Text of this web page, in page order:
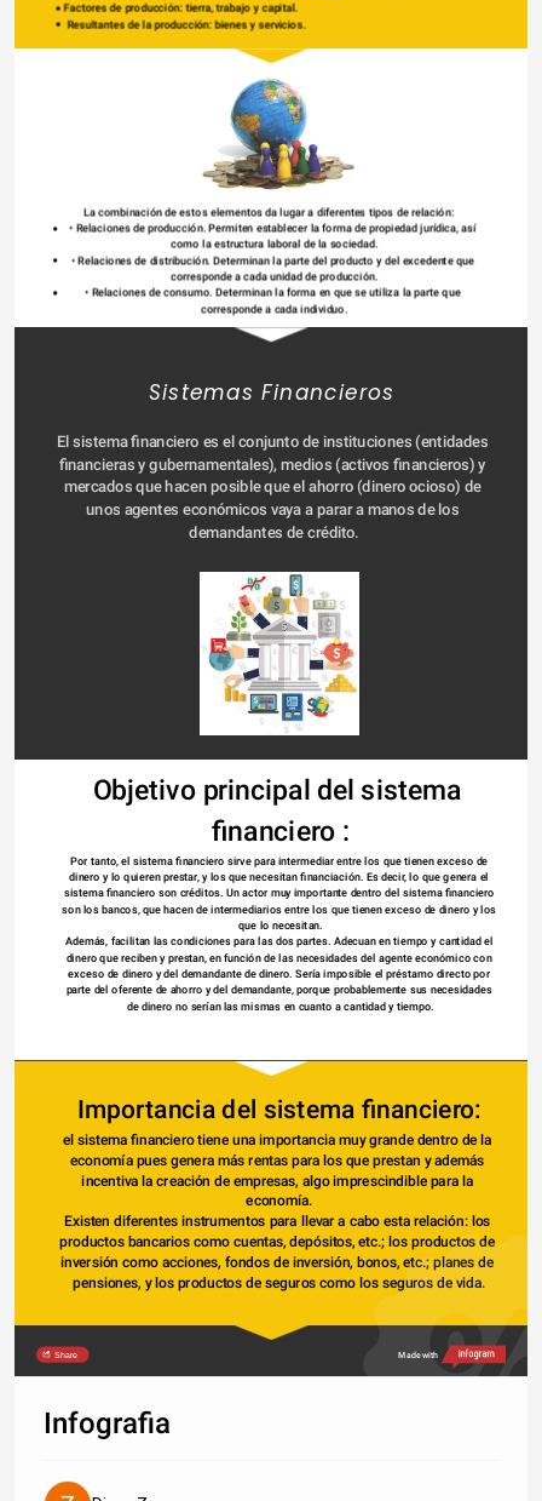
Factores de producción: tierra, trabajo y capital.
Resultantes de la producción: bienes y servicios.
La combinación de estos elementos da lugar a diferentes tipos de relación:
• Relaciones de producción. Permiten establecer la forma de propiedad jurídica, así
como la estructura laboral de la sociedad.
• Relaciones de distribución. Determinan la parte del producto y del excedente que
corresponde a cada unidad de producción.
• Relaciones de consumo. Determinan la forma en que se utiliza la parte que
corresponde a cada individuo.
Sistemas Financieros
El sistema financiero es el conjunto de instituciones (entidades
financieras y gubernamentales), medios (activos financieros) y
mercados que hacen posible que el ahorro (dinero ocioso) de
unos agentes económicos vaya a parar a manos de los
demandantes de crédito.
Objetivo principal del sistema
financiero :
Por tanto, el sistema financiero sirve para intermediar entre los que tienen exceso de
dinero y lo quieren prestar, y los que necesitan financiación. Es decir, lo que genera el
sistema financiero son créditos. Un actor muy importante dentro del sistema financiero
son los bancos, que hacen de intermediarios entre los que tienen exceso de dinero y los
que lo necesitan.
Además, facilitan las condiciones para las dos partes. Adecuan en tiempo y cantidad el
dinero que reciben y prestan, en función de las necesidades del agente económico con
exceso de dinero y del demandante de dinero. Sería imposible el préstamo directo por
parte del oferente de ahorro y del demandante, porque probablemente sus necesidades
de dinero no serían las mismas en cuanto a cantidad y tiempo.
Importancia del sistema financiero:
el sistema financiero tiene una importancia muy grande dentro de la
economía pues genera más rentas para los que prestan y además
incentiva la creación de empresas, algo imprescindible para la
economía.
Existen diferentes instrumentos para llevar a cabo esta relación: los
productos bancarios como cuentas, depósitos, etc.; los productos de
inversión como acciones, fondos de inversión, bonos, etc.; planes de
pensiones, y los productos de seguros como los seguros de vida.
Share Made with
Infografia